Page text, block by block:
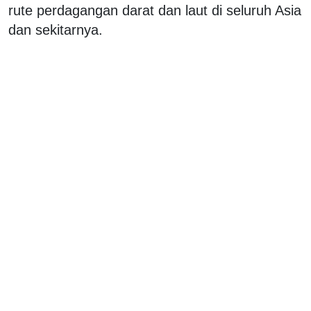
rute perdagangan darat dan laut di seluruh Asia
dan sekitarnya.